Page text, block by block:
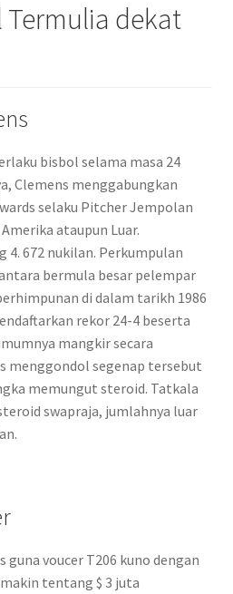
Termulia dekat
bisbol selama masa 24
Clemens menggabungkan
selaku Pitcher Jempolan
ataupun Luar.
4. 672 nukilan. Perkumpulan
bermula besar pelempar
di dalam tarikh 1986
rekor 24-4 beserta
mangkir secara
menggondol segenap tersebut
memungut steroid. Tatkala
swapraja, jumlahnya luar
guna voucer T206 kuno dengan
tentang $ 3 juta